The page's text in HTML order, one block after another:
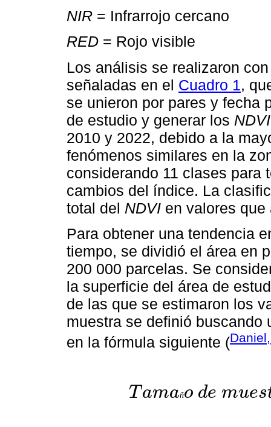
NIR = Infrarrojo cercano
RED = Rojo visible
Los análisis se realizaron
señaladas en el Cuadro 1 ,
se unieron por pares y fecha
de estudio y generar los NDVI
2010 y 2022, debido a la
fenómenos similares en la
considerando 11 clases para
cambios del índice. La
total del NDVI en valores que
Para obtener una tendencia
tiempo, se dividió el área en
200 000 parcelas. Se
la superficie del área de
de las que se estimaron los
muestra se definió buscando
en la fórmula siguiente (
T amaño de mues
Ta maño de mues ra=z2 X p( 1-p)e21